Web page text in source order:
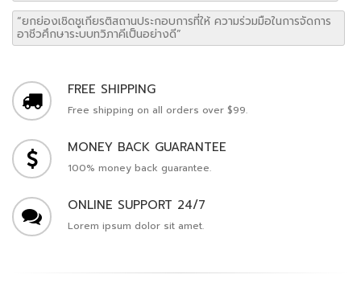
“ยกย่องเชิดชูเกียรติสถานประกอบการที่ให้ ความร่วมมือในการจัดการ
อาชีวศึกษาระบบทวิภาคีเป็นอย่างดี”
FREE SHIPPING
Free shipping on all orders over $99.
MONEY BACK GUARANTEE
100% money back guarantee.
ONLINE SUPPORT 24/7
Lorem ipsum dolor sit amet.